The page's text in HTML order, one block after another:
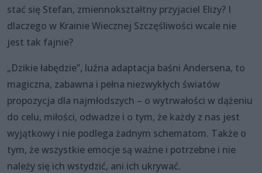
stać się Stefan, zmiennokształtny przyjaciel Elizy? I
dlaczego w Krainie Wiecznej Szczęśliwości wcale nie
jest tak fajnie?
„Dzikie łabędzie”, luźna adaptacja baśni Andersena, to
magiczna, zabawna i pełna niezwykłych światów
propozycja dla najmłodszych – o wytrwałości w dążeniu
do celu, miłości, odwadze i o tym, że każdy z nas jest
wyjątkowy i nie podlega żadnym schematom. Także o
tym, że wszystkie emocje są ważne i potrzebne i nie
należy się ich wstydzić, ani ich ukrywać.